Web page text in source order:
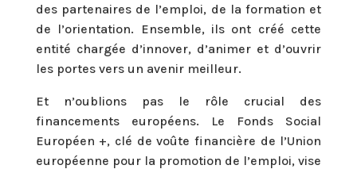
des partenaires de l’emploi, de la formation et
de l’orientation. Ensemble, ils ont créé cette
entité chargée d’innover, d’animer et d’ouvrir
les portes vers un avenir meilleur.
Et n’oublions pas le rôle crucial des
financements européens. Le Fonds Social
Européen +, clé de voûte financière de l’Union
européenne pour la promotion de l’emploi, vise